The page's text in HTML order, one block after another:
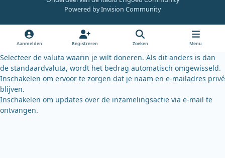
e
o
k
b
k
y
Powered byInvision Community
Aanmelden Registreren Zoeken Menu
Selecteer de valuta waarin je wilt doneren. Als dit anders is dan
de standaardvaluta, wordt het bedrag automatisch omgewisseld.
Inschakelen om ervoor te zorgen dat je naam en e-mailadres privé
blijven.
Inschakelen om updates over de inzamelingsactie via e-mail te
ontvangen.